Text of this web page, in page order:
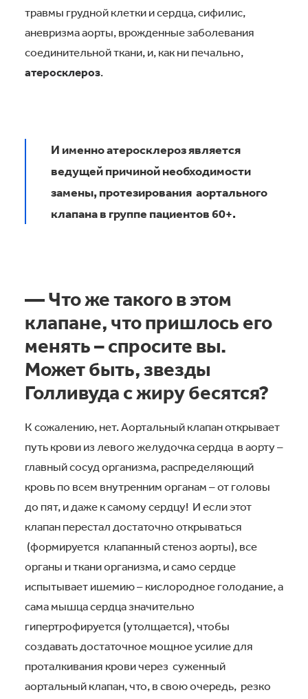
травмы грудной клетки и сердца, сифилис,
аневризма аорты, врожденные заболевания
соединительной ткани, и, как ни печально,
атеросклероз.
И именно атеросклероз является
ведущей причиной необходимости
замены, протезирования аортального
клапана в группе пациентов 60+.
— Что же такого в этом
клапане, что пришлось его
менять – спросите вы.
Может быть, звезды
Голливуда с жиру бесятся?
К сожалению, нет. Аортальный клапан открывает
путь крови из левого желудочка сердца в аорту –
главный сосуд организма, распределяющий
кровь по всем внутренним органам – от головы
до пят, и даже к самому сердцу! И если этот
клапан перестал достаточно открываться
(формируется клапанный стеноз аорты), все
органы и ткани организма, и само сердце
испытывает ишемию – кислородное голодание, а
сама мышца сердца значительно
гипертрофируется (утолщается), чтобы
создавать достаточное мощное усилие для
проталкивания крови через суженный
аортальный клапан, что, в свою очередь, резко